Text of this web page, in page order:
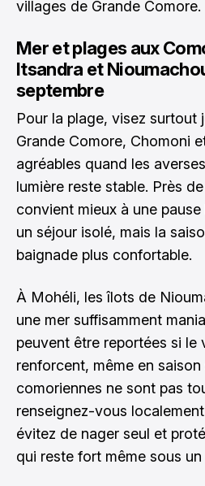
villages de Grande Comore.
Mer et plages aux
Itsandra et
septembre
Pour la plage, visez surtout
Grande Comore, Chomoni
agréables quand les
lumière reste stable. Près
convient mieux à une pause
un séjour isolé, mais la
baignade plus confortable.
À Mohéli, les îlots de
une mer suffisamment
peuvent être reportées si le
renforcent, même en
comoriennes ne sont pas
renseignez-vous
évitez de nager seul et
qui reste fort même sous